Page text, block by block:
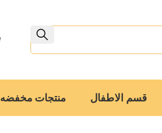
قسم الاطفال منتجات مخفضه